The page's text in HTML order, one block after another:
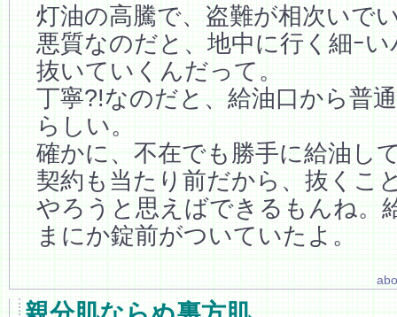
灯油の高騰で、盗難が相次いで
悪質なのだと、地中に行く細ｰ
抜いていくんだって。
丁寧?!なのだと、給油口から普
らしい。
確かに、不在でも勝手に給油し
契約も当たり前だから、抜くこ
やろうと思えばできるもんね。
まにか錠前がついていたよ。